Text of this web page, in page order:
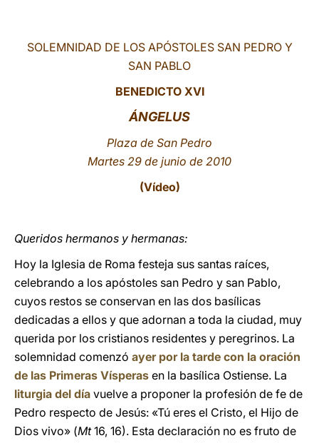
SOLEMNIDAD DE LOS APÓSTOLES SAN PEDRO Y
SAN PABLO
BENEDICTO XVI
ÁNGELUS
Plaza de San Pedro
Martes 29 de junio de 2010
(Vídeo)
Queridos hermanos y hermanas:
Hoy la Iglesia de Roma festeja sus santas raíces,
celebrando a los apóstoles san Pedro y san Pablo,
cuyos restos se conservan en las dos basílicas
dedicadas a ellos y que adornan a toda la ciudad, muy
querida por los cristianos residentes y peregrinos. La
solemnidad comenzó ayer por la tarde con la oración
de las Primeras Vísperas en la basílica Ostiense. La
liturgia del día vuelve a proponer la profesión de fe de
Pedro respecto de Jesús: «Tú eres el Cristo, el Hijo de
Dios vivo» (Mt16, 16). Esta declaración no es fruto de